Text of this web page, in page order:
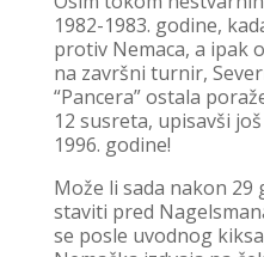
1982-1983. godine,
protiv Nemaca, a ipak
na završni turnir,
“Pancera” ostala
12 susreta, upisavši
1996. godine!
Može li sada nakon 29
staviti pred
se posle uvodnog